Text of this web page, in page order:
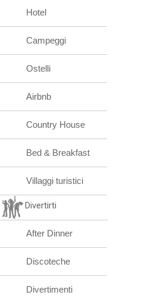
Hotel
Campeggi
Ostelli
Airbnb
Country House
Bed & Breakfast
Villaggi turistici
Divertirti
After Dinner
Discoteche
Divertimenti